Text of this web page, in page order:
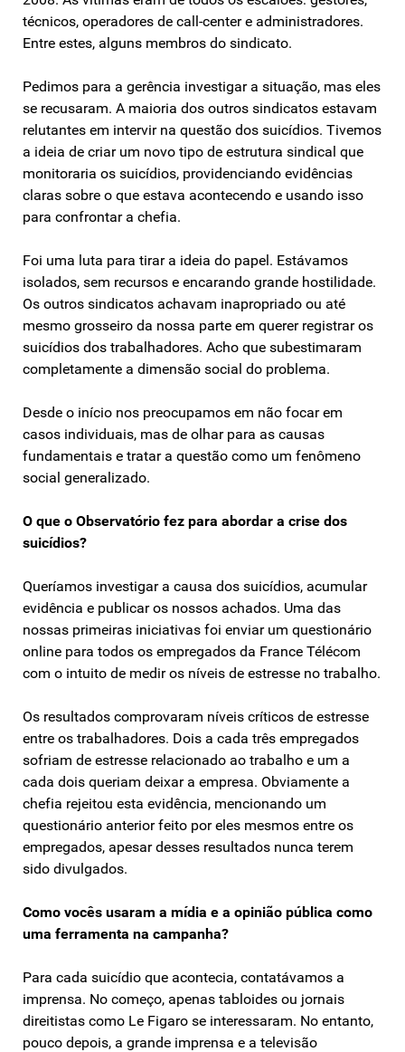
técnicos, operadores de call-center e administradores.
Entre estes, alguns membros do sindicato.
Pedimos para a gerência investigar a situação, mas eles
se recusaram. A maioria dos outros sindicatos estavam
relutantes em intervir na questão dos suicídios. Tivemos
a ideia de criar um novo tipo de estrutura sindical que
monitoraria os suicídios, providenciando evidências
claras sobre o que estava acontecendo e usando isso
para confrontar a chefia.
Foi uma luta para tirar a ideia do papel. Estávamos
isolados, sem recursos e encarando grande hostilidade.
Os outros sindicatos achavam inapropriado ou até
mesmo grosseiro da nossa parte em querer registrar os
suicídios dos trabalhadores. Acho que subestimaram
completamente a dimensão social do problema.
Desde o início nos preocupamos em não focar em
casos individuais, mas de olhar para as causas
fundamentais e tratar a questão como um fenômeno
social generalizado.
O que o Observatório fez para abordar a crise dos
suicídios?
Queríamos investigar a causa dos suicídios, acumular
evidência e publicar os nossos achados. Uma das
nossas primeiras iniciativas foi enviar um questionário
online para todos os empregados da France Télécom
com o intuito de medir os níveis de estresse no trabalho.
Os resultados comprovaram níveis críticos de estresse
entre os trabalhadores. Dois a cada três empregados
sofriam de estresse relacionado ao trabalho e um a
cada dois queriam deixar a empresa. Obviamente a
chefia rejeitou esta evidência, mencionando um
questionário anterior feito por eles mesmos entre os
empregados, apesar desses resultados nunca terem
sido divulgados.
Como vocês usaram a mídia e a opinião pública como
uma ferramenta na campanha?
Para cada suicídio que acontecia, contatávamos a
imprensa. No começo, apenas tabloides ou jornais
direitistas como Le Figaro se interessaram. No entanto,
pouco depois, a grande imprensa e a televisão